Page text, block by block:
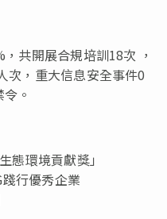
共開展合規培訓18次 ，
次，重大信息安全事件0
。
態環境貢獻獎」
踐行優秀企業